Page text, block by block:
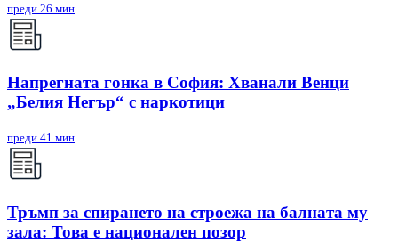
преди 26 мин
Напрегната гонка в София: Хванали Венци
„Белия Негър“ с наркотици
преди 41 мин
Тръмп за спирането на строежа на балната му
зала: Това е национален позор